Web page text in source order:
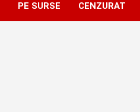
PE SURSE CENZURAT